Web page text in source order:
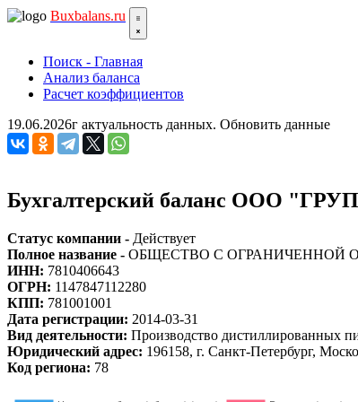
Buxbalans.ru
Поиск - Главная
Анализ баланса
Расчет коэффициентов
19.06.2026г актуальность данных. Обновить данные
Бухгалтерский баланс ООО
Статус компании - Действует
Полное название - ОБЩЕСТВО С ОГРАНИЧЕННОЙ
ИНН: 7810406643
ОГРН: 1147847112280
КПП: 781001001
Дата регистрации: 2014-03-31
Вид деятельности: Производство дистиллированных
Юридический адрес: 196158, г. Санкт-Петербург,
Код региона: 78